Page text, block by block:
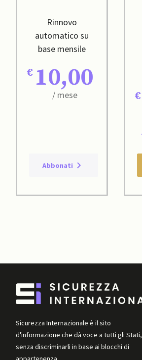
Rinnovo
automatico su
base mensile
10,00
/ mese
Abbonati
Sicurezza Internazionale è il sito
d'informazione che dà voce a tutti gli Stati,
senza discriminarli in base ai blocchi di